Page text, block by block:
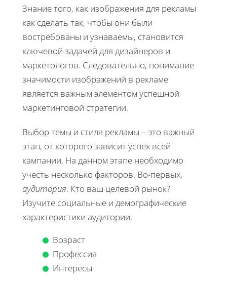
Знание того, как изображения для рекламы
как сделать так, чтобы они были
востребованы и узнаваемы, становится
ключевой задачей для дизайнеров и
маркетологов. Следовательно, понимание
значимости изображений в рекламе
является важным элементом успешной
маркетинговой стратегии.
Выбор темы и стиля рекламы – это важный
этап, от которого зависит успех всей
кампании. На данном этапе необходимо
учесть несколько факторов. Во-первых,
аудитория. Кто ваш целевой рынок?
Изучите социальные и демографические
характеристики аудитории.
Возраст
Профессия
Интересы